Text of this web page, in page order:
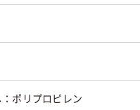
：ポリプロピレン